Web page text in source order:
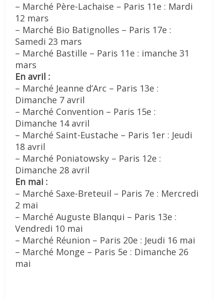
– Marché Père-Lachaise – Paris 11e : Mardi
12 mars
– Marché Bio Batignolles – Paris 17e :
Samedi 23 mars
– Marché Bastille – Paris 11e : imanche 31
mars
En avril :
– Marché Jeanne d’Arc – Paris 13e :
Dimanche 7 avril
– Marché Convention – Paris 15e :
Dimanche 14 avril
– Marché Saint-Eustache – Paris 1er : Jeudi
18 avril
– Marché Poniatowsky – Paris 12e :
Dimanche 28 avril
En mai :
– Marché Saxe-Breteuil – Paris 7e : Mercredi
2 mai
– Marché Auguste Blanqui – Paris 13e :
Vendredi 10 mai
– Marché Réunion – Paris 20e : Jeudi 16 mai
– Marché Monge – Paris 5e : Dimanche 26
mai